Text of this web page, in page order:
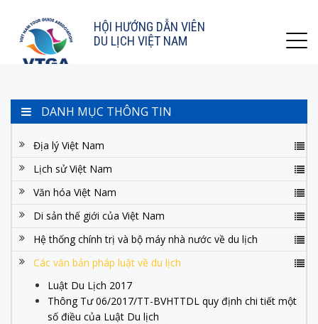
HỘI HƯỚNG DẪN VIÊN
DU LỊCH VIỆT NAM
DANH MỤC THÔNG TIN
Địa lý Việt Nam
Lịch sử Việt Nam
Văn hóa Việt Nam
Di sản thế giới của Việt Nam
Hệ thống chính trị và bộ máy nhà nước về du lịch
Các văn bản pháp luật về du lịch
Luật Du Lịch 2017
Thông Tư 06/2017/TT-BVHTTDL quy định chi tiết một
số điều của Luật Du lịch